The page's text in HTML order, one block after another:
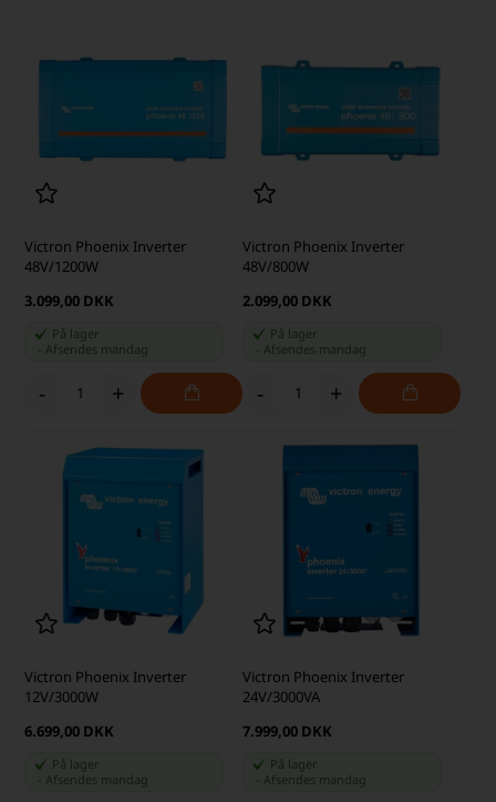
Victron Phoenix Inverter
48V/1200W
3.099,00 DKK
På lager
Afsendes mandag
- +
Victron Phoenix Inverter
48V/800W
2.099,00 DKK
På lager
Afsendes mandag
- +
Victron Phoenix Inverter
12V/3000W
6.699,00 DKK
På lager
Afsendes mandag
Victron Phoenix Inverter
24V/3000VA
7.999,00 DKK
På lager
Afsendes mandag